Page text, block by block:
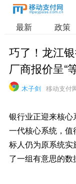
最新 政策
巧了！龙江
厂商报价呈“
木子剑 移动支付
银行业正迎来核
一代核心系统，
标人仍为原系统
了一组有意思的数